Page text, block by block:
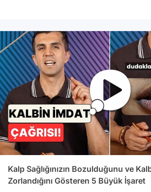
Kalp Sağlığınızın Bozulduğunu ve
Zorlandığını Gösteren 5 Büyük İşaret